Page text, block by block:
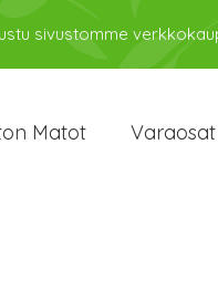
sivustomme
Matot Varaosat